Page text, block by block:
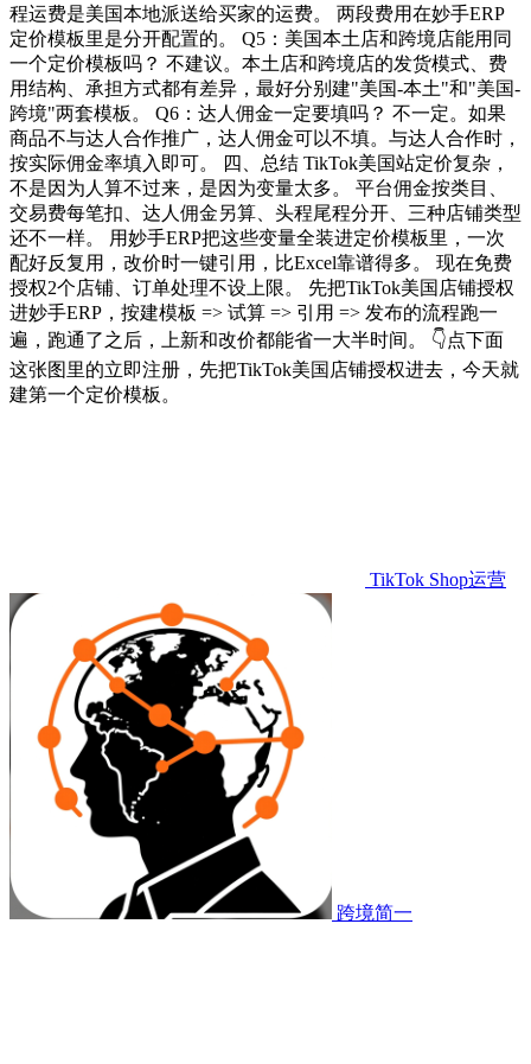
程运费是美国本地派送给买家的运费。 两段费用在妙手ERP
定价模板里是分开配置的。 Q5：美国本土店和跨境店能用同
一个定价模板吗？ 不建议。本土店和跨境店的发货模式、费
用结构、承担方式都有差异，最好分别建"美国-本土"和"美国-
跨境"两套模板。 Q6：达人佣金一定要填吗？ 不一定。如果
商品不与达人合作推广，达人佣金可以不填。与达人合作时，
按实际佣金率填入即可。 四、总结 TikTok美国站定价复杂，
不是因为人算不过来，是因为变量太多。 平台佣金按类目、
交易费每笔扣、达人佣金另算、头程尾程分开、三种店铺类型
还不一样。 用妙手ERP把这些变量全装进定价模板里，一次
配好反复用，改价时一键引用，比Excel靠谱得多。 现在免费
授权2个店铺、订单处理不设上限。 先把TikTok美国店铺授权
进妙手ERP，按建模板 => 试算 => 引用 => 发布的流程跑一
遍，跑通了之后，上新和改价都能省一大半时间。 👇点下面
这张图里的立即注册，先把TikTok美国店铺授权进去，今天就
建第一个定价模板。
TikTok Shop运营
跨境简一